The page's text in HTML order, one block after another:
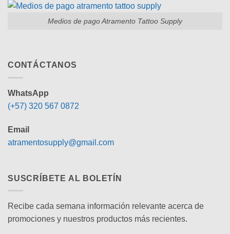
Medios de pago Atramento Tattoo Supply
CONTÁCTANOS
WhatsApp
(+57) 320 567 0872
Email
atramentosupply@gmail.com
SUSCRÍBETE AL BOLETÍN
Recibe cada semana información relevante acerca de
promociones y nuestros productos más recientes.